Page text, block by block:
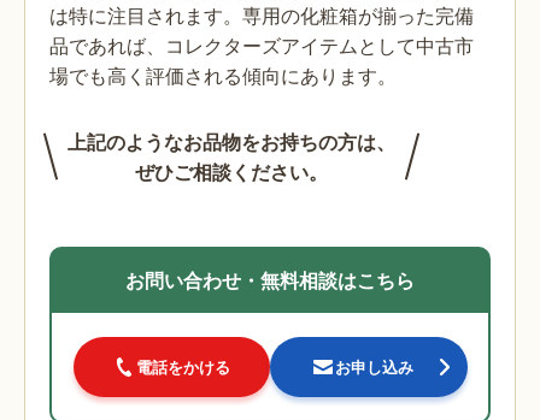
は特に注目されます。専用の化粧箱が揃った完備
品であれば、コレクターズアイテムとして中古市
場でも高く評価される傾向にあります。
上記のようなお品物をお持ちの方は、
ぜひご相談ください。
お問い合わせ・無料相談はこちら
電話をかける お申し込み